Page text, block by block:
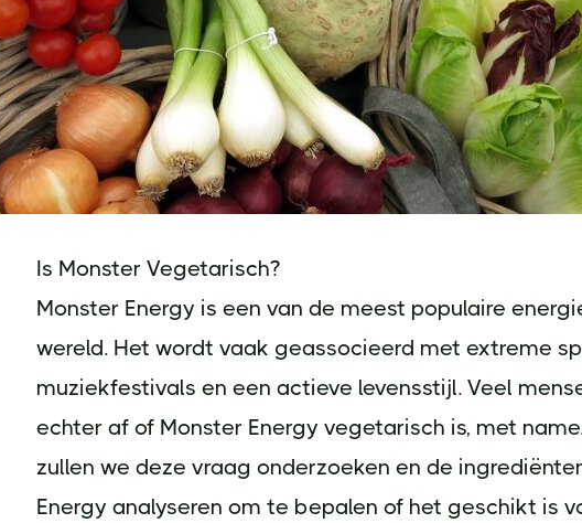
Is Monster Vegetarisch?
Monster Energy is een van de meest populaire
wereld. Het wordt vaak geassocieerd met extreme
muziekfestivals en een actieve levensstijl. Veel
echter af of Monster Energy vegetarisch is, met
zullen we deze vraag onderzoeken en de
Energy analyseren om te bepalen of het geschikt is